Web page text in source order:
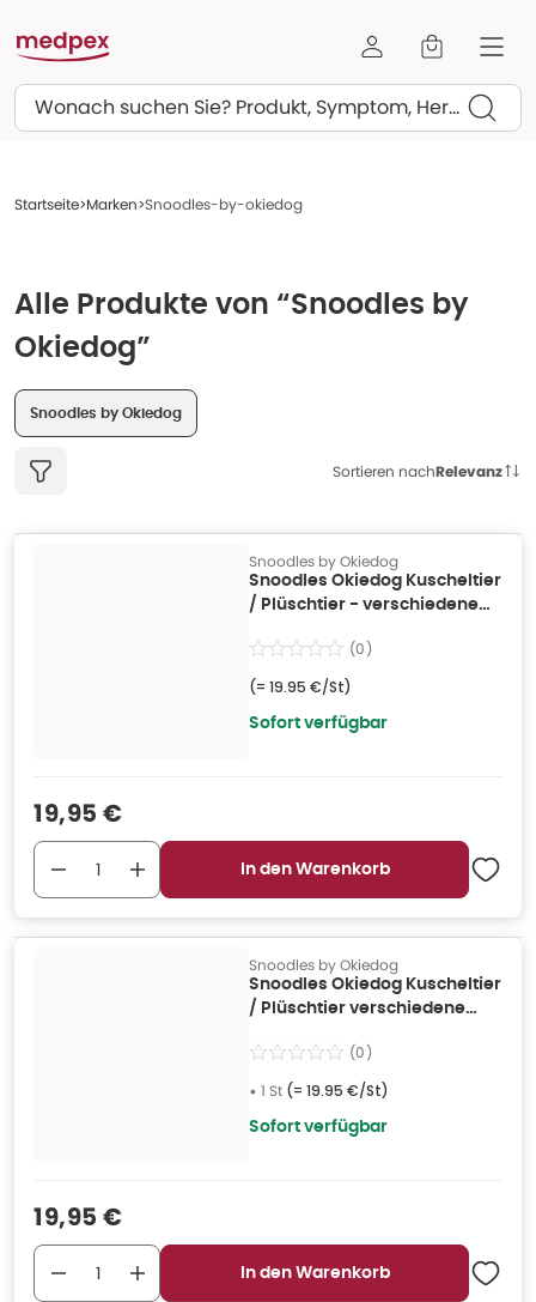
Suchen
Startseite Marken Snoodles-by-okiedog
Alle Produkte von “Snoodles by
Okiedog”
Snoodles by Okiedog
Sortieren nachRelevanz
Snoodles by Okiedog
Snoodles Okiedog Kuscheltier
/ Plüschtier - verschiedene
Geschenkverpackung
(0)
(= 19.95 €/St)
Sofort verfügbar
Verkaufspreis
19,95 €
In den Warenkorb
Snoodles by Okiedog
Snoodles Okiedog Kuscheltier
/ Plüschtier verschiedene
(0)
• 1 St (= 19.95 €/St)
Sofort verfügbar
Verkaufspreis
19,95 €
In den Warenkorb